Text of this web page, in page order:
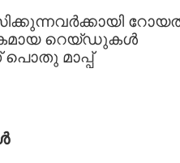
റെയ്ഡുകള്‍
മാപ്പ്